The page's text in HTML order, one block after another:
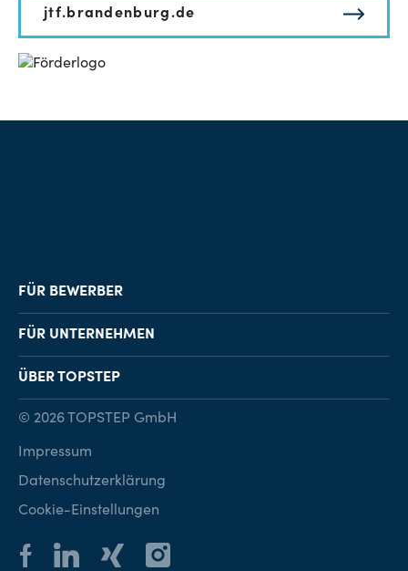
jtf.brandenburg.de
FÜR BEWERBER
Job-Finder
Karriereberatung
FÜR UNTERNEHMEN
Personalvermittlung
Personalsuche
ÜBER TOPSTEP
Kontakt
© 2026 TOPSTEP GmbH
Impressum
Datenschutzerklärung
Cookie-Einstellungen